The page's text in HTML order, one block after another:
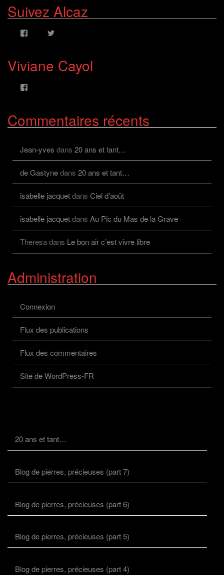
Suivez Alcaz
AlcazFR
sur
Voir
alcazfr
sur
Viviane Cayol
viviane.cayolalcaz
sur
Commentaires récents
Jean-yves dans 20 ans et tant…
de Gastynedans 20 ans et tant…
isabelle jacquetdans Ciel d’août
isabelle jacquetdans Au Pic du Mas de la Grave
Theresadans Le bon air c’est vivre libre
Administration
Connexion
Flux des publications
Flux des commentaires
Site de WordPress-FR
20 ans et tant…
Blog de pierres, précieuses (part 7)
Blog de pierres, précieuses (part 6)
Blog de pierres, précieuses (part 5)
Blog de pierres, précieuses (part 4)